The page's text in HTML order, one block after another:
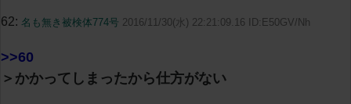
62: 名も無き被検体774号 2016/11/30(水) 22:21:09.16 ID:E50GV/Nh
>>60
＞かかってしまったから仕方がない